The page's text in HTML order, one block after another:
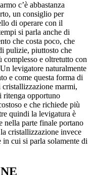
c’è abbastanza
un consiglio per
di operare con il
si parla anche di
che costa poco, che
pulizie, piuttosto che
e oltretutto con
levigatore naturalmente
e come questa forma di
marmi,
ritenga opportuno
e che richiede più
quindi la levigatura è
nella parte finale portano
cristallizzazione invece
in cui si parla solamente di